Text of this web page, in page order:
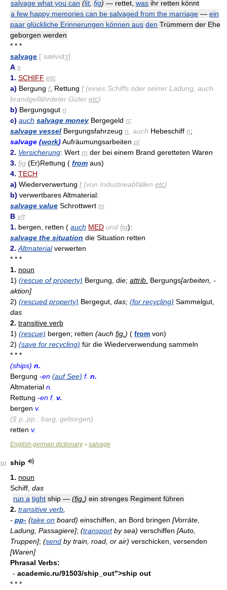
salvage what you can (lit, fig) — rettet, was ihr retten könnt
a few happy memories can be salvaged from the marriage — ein
paar glückliche Erinnerungen können aus den Trümmern der Ehe
geborgen werden
* * *
salvage [ˈsælvıdʒ]
A s
1. SCHIFF etc
a) Bergung f, Rettung f(eines Schiffs oder seiner Ladung, auch
brandgefährdeter Güter etc)
b) Bergungsgut n
c) auch salvage moneyBergegeld n:
salvage vessel Bergungsfahrzeug n , auch Hebeschiff n;
salvage (work)Aufräumungsarbeiten pl
2. Versicherung: Wert m der bei einem Brand geretteten Waren
3. fig (Er)Rettung ( from aus)
4. TECH
a) Wiederverwertung f(von Industrieabfällen etc)
b) verwertbares Altmaterial:
salvage value Schrottwert m
B v/t
1. bergen, retten ( auch MED und fig):
salvage the situation die Situation retten
2. Altmaterialverwerten
* * *
1. noun
1) (rescue of property) Bergung, die; attrib. Bergungs[arbeiten, -
aktion]
2) (rescued property) Bergegut, das; (for recycling) Sammelgut,
das
2. transitive verb
1) (rescue) bergen; retten (auch fig. ) ( from von)
2) (save for recycling) für die Wiederverwendung sammeln
* * *
(ships) n.
Bergung -en (auf See) f. n.
Altmaterial n.
Rettung -en f. v.
bergen v.
(§ p.,pp.: barg, geborgen)
retten v.
English-german dictionary> salvage
10
ship
1. noun
Schiff, das
run a tight ship — (fig. ) ein strenges Regiment führen
2. transitive verb
- pp- (take on board) einschiffen, an Bord bringen [Vorräte,
Ladung, Passagiere]; (transportby sea) verschiffen [Auto,
Truppen]; (send by train, road, or air) verschicken, versenden
[Waren]
Phrasal Verbs:
- academic.ru/91503/ship_out">ship out
* * *